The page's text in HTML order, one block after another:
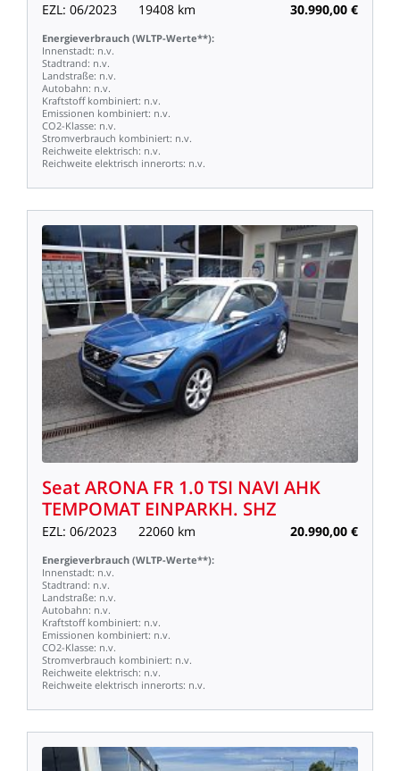
EZL: 06/2023 19408 km 30.990,00 €
Energieverbrauch (WLTP-Werte**):
Innenstadt: n.v.
Stadtrand: n.v.
Landstraße: n.v.
Autobahn: n.v.
Kraftstoff kombiniert: n.v.
Emissionen kombiniert: n.v.
CO2-Klasse: n.v.
Stromverbrauch kombiniert: n.v.
Reichweite elektrisch: n.v.
Reichweite elektrisch innerorts: n.v.
SeatARONA FR 1.0TSI NAVI AHK
TEMPOMAT EINPARKH. SHZ
EZL: 06/2023 22060 km 20.990,00 €
Energieverbrauch (WLTP-Werte**):
Innenstadt: n.v.
Stadtrand: n.v.
Landstraße: n.v.
Autobahn: n.v.
Kraftstoff kombiniert: n.v.
Emissionen kombiniert: n.v.
CO2-Klasse: n.v.
Stromverbrauch kombiniert: n.v.
Reichweite elektrisch: n.v.
Reichweite elektrisch innerorts: n.v.